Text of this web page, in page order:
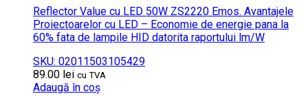
Reflector Value cu LED 50W ZS2220 Emos. Avantajele
Proiectoarelor cu LED – Economie de energie pana la
60% fata de lampile HID datorita raportului lm/W
SKU: 02011503105429
89.00 lei cu TVA
Adaugă în coș